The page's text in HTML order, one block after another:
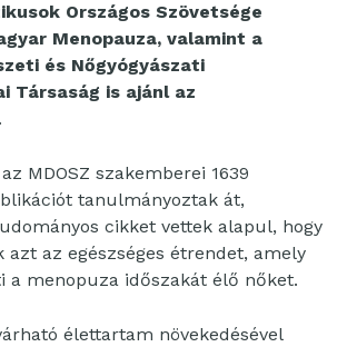
Országos Szövetsége
Menopauza, valamint a
és Nőgyógyászati
Társaság is ajánl az
.
MDOSZ szakemberei 1639
tanulmányoztak át,
cikket vettek alapul, hogy
azt az egészséges étrendet, amely
a menopuza időszakát élő nőket.
élettartam növekedésével